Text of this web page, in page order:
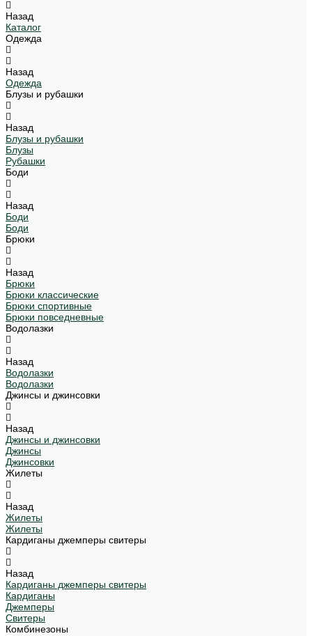
Назад
Каталог
Одежда
Назад
Одежда
Блузы и рубашки
Назад
Блузы и рубашки
Блузы
Рубашки
Боди
Назад
Боди
Боди
Брюки
Назад
Брюки
Брюки классические
Брюки спортивные
Брюки повседневные
Водолазки
Назад
Водолазки
Водолазки
Джинсы и джинсовки
Назад
Джинсы и джинсовки
Джинсы
Джинсовки
Жилеты
Назад
Жилеты
Жилеты
Кардиганы джемперы свитеры
Назад
Кардиганы джемперы свитеры
Кардиганы
Джемперы
Свитеры
Комбинезоны